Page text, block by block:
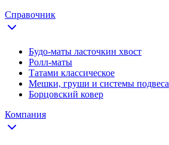
Справочник
Будо-маты ласточкин хвост
Ролл-маты
Татами классическое
Мешки, груши и системы подвеса
Борцовский ковер
Компания